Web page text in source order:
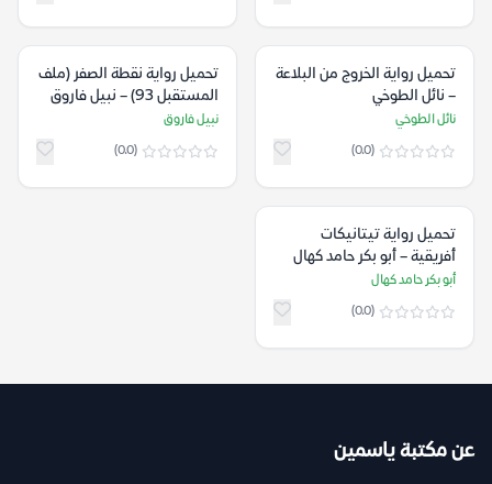
تحميل رواية الخروج من البلاعة
– نائل الطوخي
نائل الطوخي
(0.0)
تحميل رواية نقطة الصفر (ملف
المستقبل 93) – نبيل فاروق
نبيل فاروق
(0.0)
تحميل رواية تيتانيكات
أفريقية – أبو بكر حامد كهال
أبو بكر حامد كهال
(0.0)
عن مكتبة ياسمين